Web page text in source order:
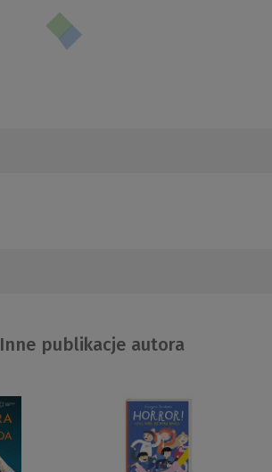
Inne publikacje autora